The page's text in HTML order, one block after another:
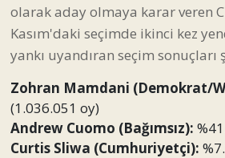
olarak aday olmaya karar veren
Kasım'daki seçimde ikinci kez
yankı uyandıran seçim sonuçları
Zohran Mamdani (Demokrat/
(1.036.051 oy)
Andrew Cuomo (Bağımsız):
Curtis Sliwa (Cumhuriyetçi):